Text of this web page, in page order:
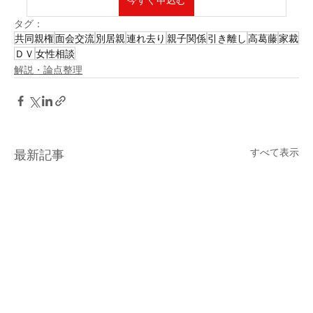
タグ：
共同親権面会交流別居親連れ去り 親子関係引き離し 高葛藤家裁
ＤＶ 女性相談
解説・論点整理
最新記事 すべて表示